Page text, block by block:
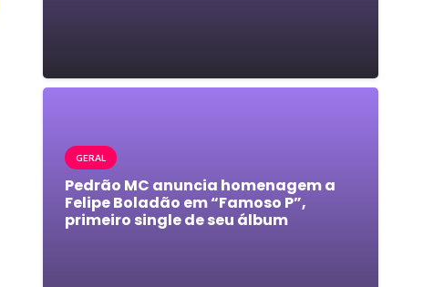
GERAL
Pedrão MC anuncia homenagem a
Felipe Boladão em “Famoso P”,
primeiro single de seu álbum